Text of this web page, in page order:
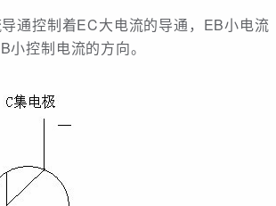
通控制着EC大电流的导通，EB小电流
控制电流的方向。